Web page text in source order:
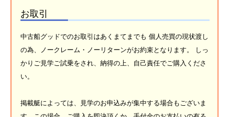
お取引
中古船グッドでのお取引はあくまてまでも 個人売買の現状渡し
の為、ノークレーム・ノーリターンがお約束となります。 しっ
かりご見学ご試乗をされ、納得の上、自己責任でご購入くださ
い。
掲載艇によっては、見学のお申込みが集中する場合もございま